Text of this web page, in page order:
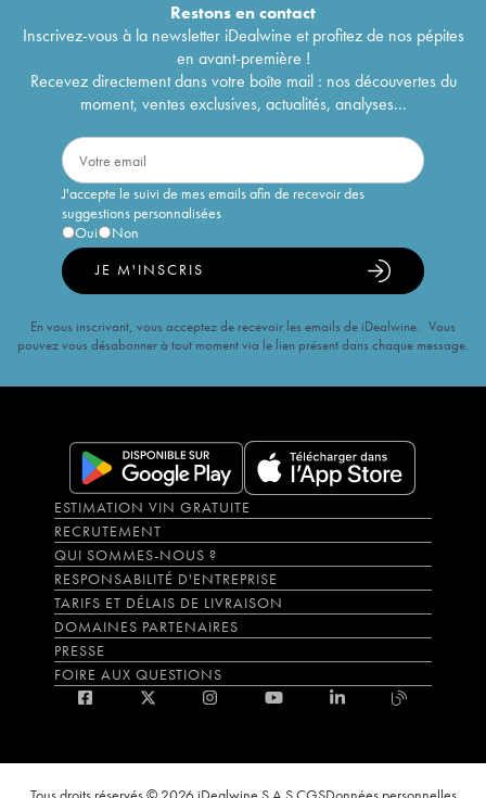
Restons encontact
Inscrivez-vous à la newsletter iDealwine et profitez de nos pépites
en avant-première !
Recevez directement dans votre boîte mail : nos découvertes du
moment, ventes exclusives, actualités, analyses...
J'accepte le suivi de mes emails afin de recevoir des
suggestions personnalisées
Oui
Non
JE M'INSCRIS
En vous inscrivant, vous acceptez de recevoir les emails de iDealwine. Vous
pouvez vous désabonner à tout moment via le lien présent dans chaque message.
ESTIMATION VIN GRATUITE
RECRUTEMENT
QUI SOMMES-NOUS ?
RESPONSABILITÉ D'ENTREPRISE
TARIFS ET DÉLAIS DE LIVRAISON
DOMAINES PARTENAIRES
PRESSE
FOIRE AUX QUESTIONS